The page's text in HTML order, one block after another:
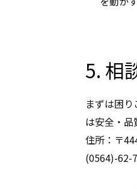
5. 相
まずは困
は安全・
住所：〒
(0564)-62-